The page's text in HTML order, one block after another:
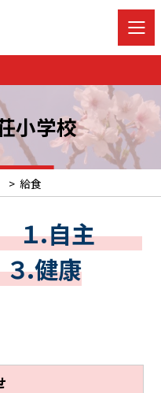
小学校
> 給食
】 １.自主
.健康